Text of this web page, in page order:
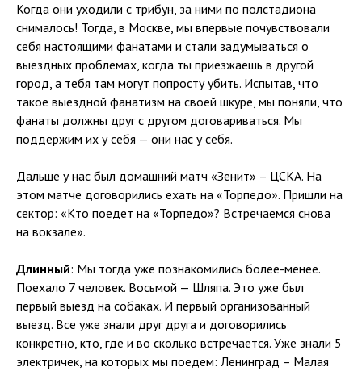
Когда они уходили с трибун, за ними по полстадиона
снималось! Тогда, в Москве, мы впервые почувствовали
себя настоящими фанатами и стали задумываться о
выездных проблемах, когда ты приезжаешь в другой
город, а тебя там могут попросту убить. Испытав, что
такое выездной фанатизм на своей шкуре, мы поняли, что
фанаты должны друг с другом договариваться. Мы
поддержим их у себя — они нас у себя.
Дальше у нас был домашний матч «Зенит» – ЦСКА. На
этом матче договорились ехать на «Торпедо». Пришли на
сектор: «Кто поедет на «Торпедо»? Встречаемся снова
на вокзале».
Длинный: Мы тогда уже познакомились более-менее.
Поехало 7 человек. Восьмой — Шляпа. Это уже был
первый выезд на собаках. И первый организованный
выезд. Все уже знали друг друга и договорились
конкретно, кто, где и во сколько встречается. Уже знали 5
электричек, на которых мы поедем: Ленинград – Малая